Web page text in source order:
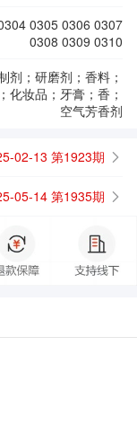
0305 0306 0307
0308 0309 0310
剂；研磨剂；香料；
化妆品；牙膏；香；
空气芳香剂
02-13 第1923期
05-14 第1935期